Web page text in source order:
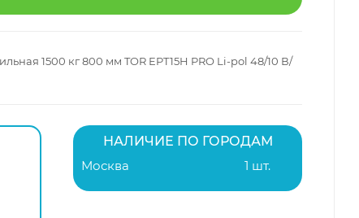
1500 кг 800 мм TOR EPT15H PRO Li-pol 48/10 В/
НАЛИЧИЕ ПО ГОРОДАМ
Москва
1 шт.